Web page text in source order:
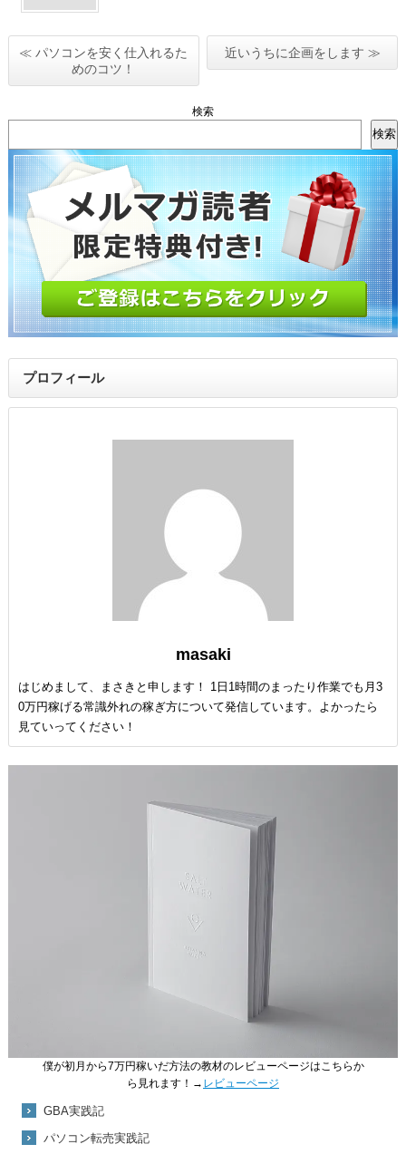
≪ パソコンを安く仕入れるた
めのコツ！
近いうちに企画をします ≫
検索
検索
プロフィール
masaki
はじめまして、まさきと申します！ 1日1時間のまったり作業でも月3
0万円稼げる常識外れの稼ぎ方について発信しています。よかったら
見ていってください！
僕が初月から7万円稼いだ方法の教材のレビューページはこちらか
ら見れます！→ レビューページ
GBA実践記
パソコン転売実践記